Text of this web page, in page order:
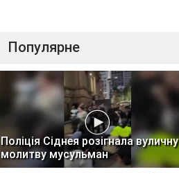
Популярне
Поліція Сіднея розігнала вуличну
молитву мусульман